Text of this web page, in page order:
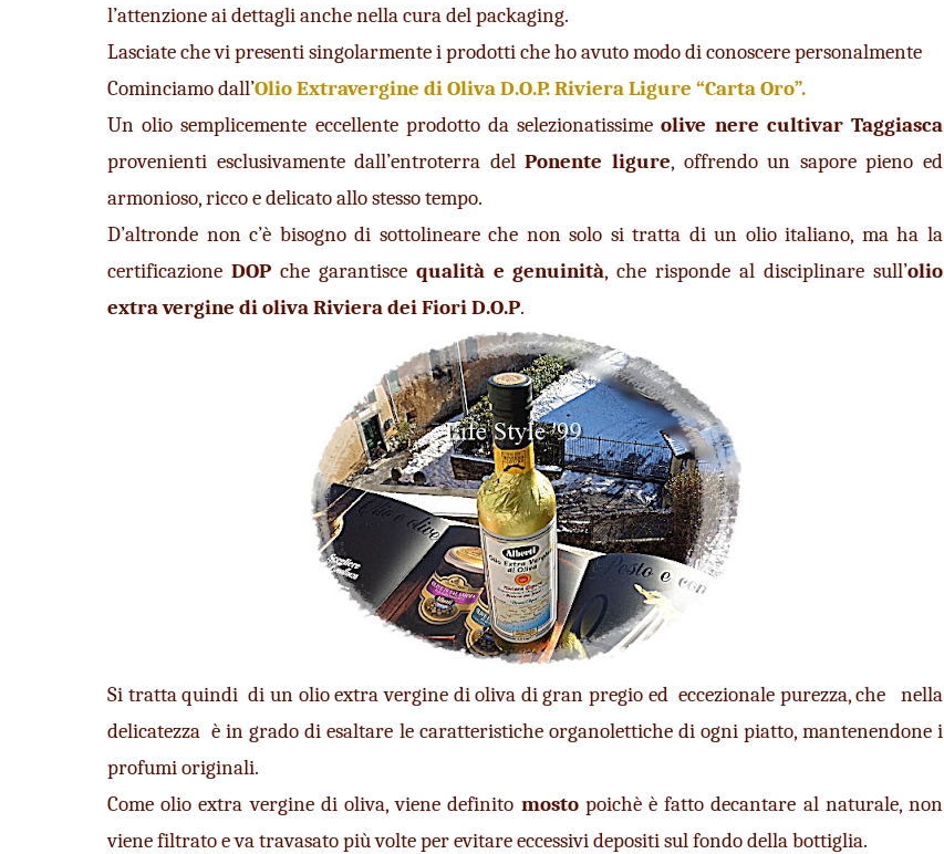
l’attenzione ai dettagli anche nella cura del packaging.
Lasciate che vi presenti singolarmente i prodotti che ho avuto modo di conoscere personalmente
Cominciamo dall’Olio Extravergine di OlivaD.O.P. Riviera Ligure “Carta Oro”.
Un olio semplicemente eccellente prodotto da selezionatissime
provenienti esclusivamente dall’entroterra del Ponente ligure, offrendo un sapore pieno ed
armonioso, ricco e delicato allo stesso tempo.
D’altronde non c’è bisogno di sottolineare che non solo si tratta di un olio italiano, ma ha la
certificazione DOP che garantisce qualità e genuinità, che risponde al disciplinare sull’olio
extra vergine di oliva Riviera dei Fiori D.O.P.
Si tratta quindi  di un olio extra vergine di oliva di gran pregio ed  eccezionale purezza, che   nella
delicatezza  è in grado di esaltare le caratteristiche organolettiche di ogni piatto, mantenendone i
profumi originali.
Come olio extra vergine di oliva, viene definito mosto poichè è fatto decantare al naturale, non
viene filtrato e va travasato più volte per evitare eccessivi depositi sul fondo della bottiglia.